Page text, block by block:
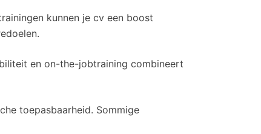
kunnen je cv een boost
en on-the-jobtraining combineert
toepasbaarheid. Sommige